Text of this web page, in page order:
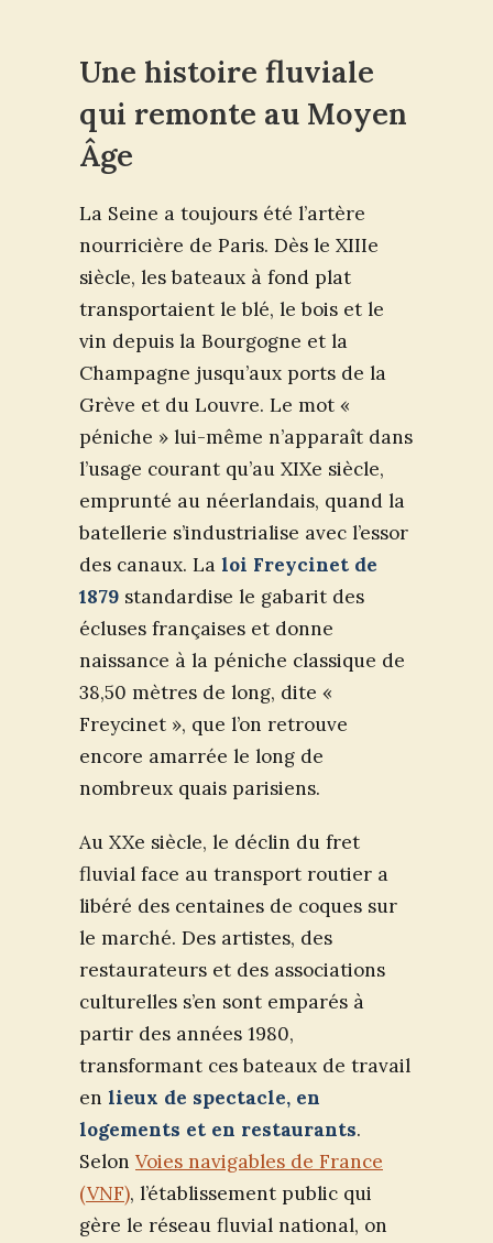
Une histoire fluviale
qui remonte au Moyen
Âge
La Seine a toujours été l’artère
nourricière de Paris. Dès le XIIIe
siècle, les bateaux à fond plat
transportaient le blé, le bois et le
vin depuis la Bourgogne et la
Champagne jusqu’aux ports de la
Grève et du Louvre. Le mot «
péniche » lui-même n’apparaît dans
l’usage courant qu’au XIXe siècle,
emprunté au néerlandais, quand la
batellerie s’industrialise avec l’essor
des canaux. La loi Freycinet de
1879 standardise le gabarit des
écluses françaises et donne
naissance à la péniche classique de
38,50 mètres de long, dite «
Freycinet », que l’on retrouve
encore amarrée le long de
nombreux quais parisiens.
Au XXe siècle, le déclin du fret
fluvial face au transport routier a
libéré des centaines de coques sur
le marché. Des artistes, des
restaurateurs et des associations
culturelles s’en sont emparés à
partir des années 1980,
transformant ces bateaux de travail
en lieux de spectacle, en
logements et en restaurants.
Selon Voies navigables de France
(VNF), l’établissement public qui
gère le réseau fluvial national, on